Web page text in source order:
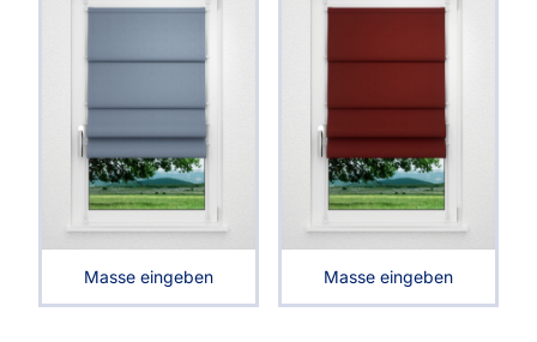
Masse eingeben Masse eingeben